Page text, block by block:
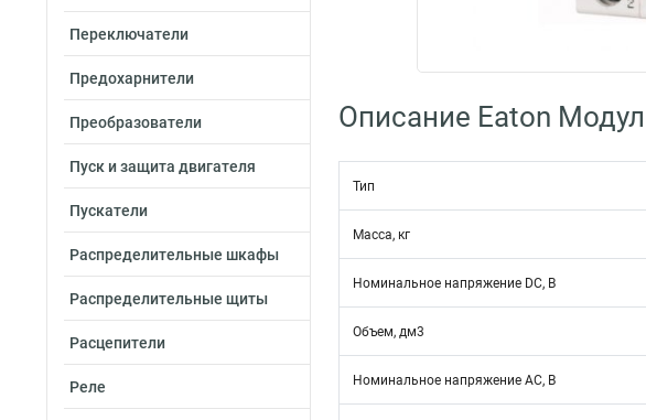
Переключатели
Предохарнители
Преобразователи
Пуск и защита двигателя
Пускатели
Распределительные шкафы
Распределительные щиты
Расцепители
Реле
Описание Eaton
Тип
Масса, кг
Номинальное напряжение DC, В
Объем, дм3
Номинальное напряжение АС, В